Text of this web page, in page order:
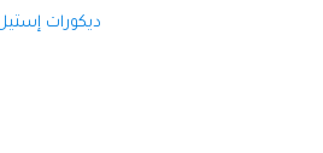
ديكورات